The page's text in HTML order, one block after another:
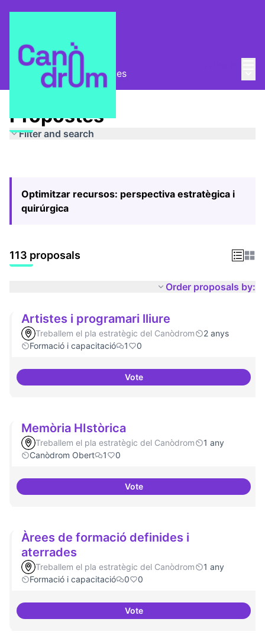
Pla Estratègic Propostes
Propostes
Filter and search
Optimitzar recursos: perspectiva estratègica i
quirúrgica
113 proposals
Order proposals by:
Artistes i programari lliure
Treballem el pla estratègic del Canòdrom
2 anys
Formació i capacitació
1 0
VoteArtistes i programari lliure
Memòria HIstòrica
Treballem el pla estratègic del Canòdrom
1 any
Canòdrom Obert
1 0
VoteMemòria HIstòrica
Àrees de formació definides i
aterrades
Treballem el pla estratègic del Canòdrom
1 any
Formació i capacitació
0 0
VoteÀrees de formació definides i